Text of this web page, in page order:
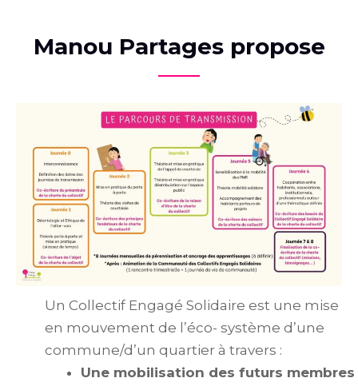
Manou Partages propose
Un Collectif Engagé Solidaire est une mise
en mouvement de l’éco- système d’une
commune/d’un quartier à travers :
Une mobilisation des futurs membres